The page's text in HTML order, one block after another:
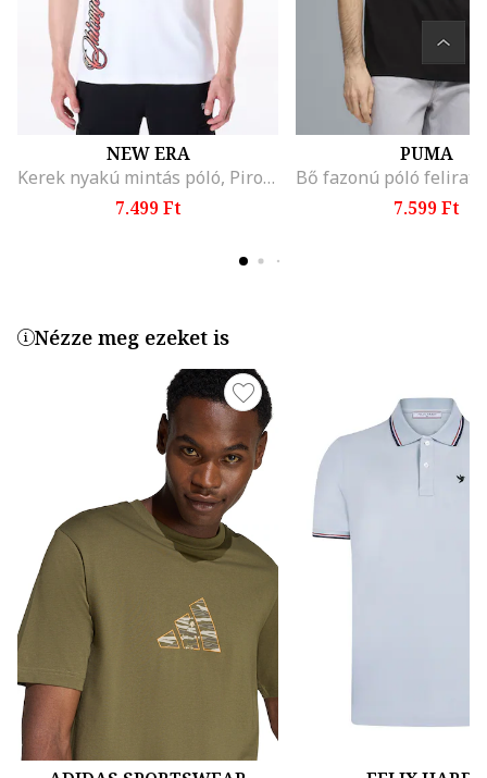
NEW ERA
Kerek nyakú mintás póló, Piros/Fehér/Szürke
7.499 Ft
PUMA
7.599 Ft
Nézze meg ezeket is